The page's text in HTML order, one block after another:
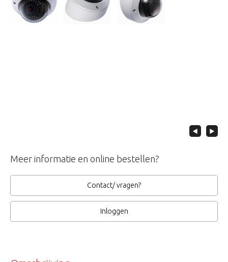
Meer informatie en online bestellen?
Contact/ vragen?
Inloggen